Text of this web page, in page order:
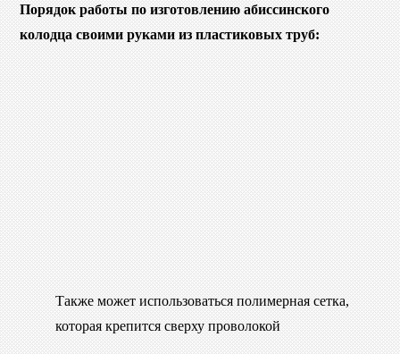
Порядок работы по изготовлению абиссинского
колодца своими руками из пластиковых труб:
Также может использоваться полимерная сетка,
которая крепится сверху проволокой